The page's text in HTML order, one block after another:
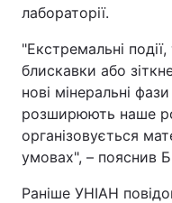
лабораторії.
"Екстремальні
блискавки або
нові мінеральні
розширюють наше
організовується
умовах", – пояснив
Раніше УНІАН